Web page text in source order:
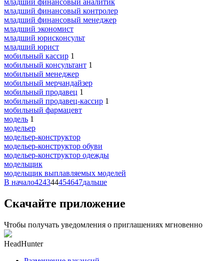
младший финансовый контролер
младший финансовый менеджер
младший экономист
младший юрисконсульт
младший юрист
мобильный кассир 1
мобильный консультант 1
мобильный менеджер
мобильный мерчандайзер
мобильный продавец 1
мобильный продавец-кассир 1
мобильный фармацевт
модель 1
модельер
модельер-конструктор
модельер-конструктор обуви
модельер-конструктор одежды
модельщик
модельщик выплавляемых моделей
В начало424344454647дальше
Скачайте приложение
Чтобы получать уведомления о приглашениях мгновенно
HeadHunter